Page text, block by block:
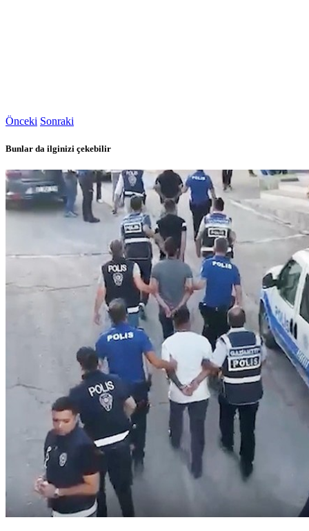
Önceki Sonraki
Bunlar da ilginizi çekebilir